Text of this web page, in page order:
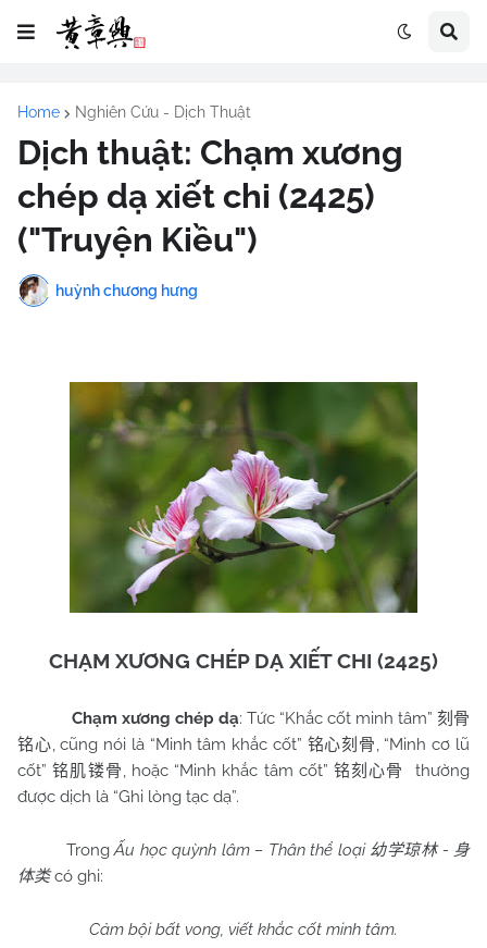
Home Nghiên Cứu - Dịch Thuật
Dịch thuật: Chạm xương
chép dạ xiết chi (2425)
("Truyện Kiều")
huỳnh chương hưng
CHẠM XƯƠNG CHÉP DẠ XIẾT CHI (2425)
Chạm xương chép dạ: Tức “Khắc cốt minh tâm” 刻骨
铭心, cũng nói là “Minh tâm khắc cốt” 铭心刻骨, “Minh cơ lũ
cốt”铭肌镂骨, hoặc “Minh khắc tâm cốt” 铭刻心骨
thường
được dịch là “Ghi lòng tạc dạ”.
TrongẤu học quỳnh lâm – Thân thể loại 幼学琼林- 身
体类 có ghi:
Cảm bội bất vong, viết khắc cốt minh tâm.